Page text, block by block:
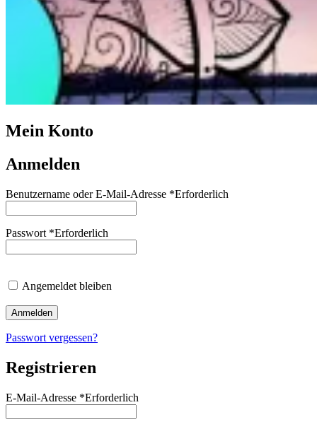
Mein Konto
Anmelden
Benutzername oder E-Mail-Adresse *Erforderlich
Passwort *Erforderlich
Angemeldet bleiben
Anmelden
Passwort vergessen?
Registrieren
E-Mail-Adresse *Erforderlich